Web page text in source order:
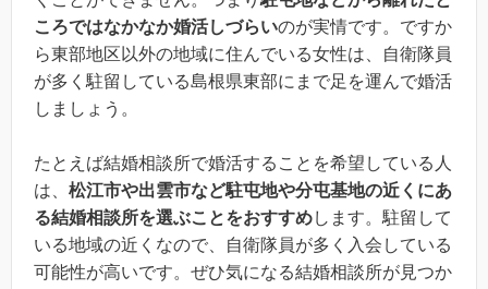
ころではなかなか婚活しづらいのが実情です。ですか
ら東部地区以外の地域に住んでいる女性は、自衛隊員
が多く駐留している島根県東部にまで足を運んで婚活
しましょう。
たとえば結婚相談所で婚活することを希望している人
は、 松江市や出雲市など駐屯地や分屯基地の近くにあ
る結婚相談所を選ぶことをおすすめします。駐留して
いる地域の近くなので、自衛隊員が多く入会している
可能性が高いです。ぜひ気になる結婚相談所が見つか